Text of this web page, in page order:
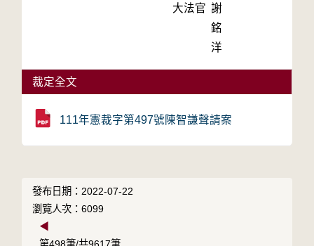
大法官 謝
銘
洋
裁定全文
111年憲裁字第497號陳智謙聲請案
發布日期：2022-07-22
瀏覽人次：6099
◀